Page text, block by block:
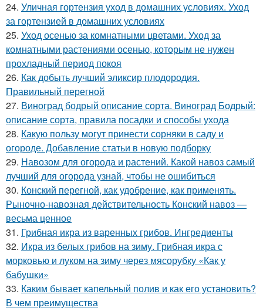
24. Уличная гортензия уход в домашних условиях. Уход
за гортензией в домашних условиях
25. Уход осенью за комнатными цветами. Уход за
комнатными растениями осенью, которым не нужен
прохладный период покоя
26. Как добыть лучший эликсир плодородия.
Правильный перегной
27. Виноград бодрый описание сорта. Виноград Бодрый:
описание сорта, правила посадки и способы ухода
28. Какую пользу могут принести сорняки в саду и
огороде. Добавление статьи в новую подборку
29. Навозом для огорода и растений. Какой навоз самый
лучший для огорода узнай, чтобы не ошибиться
30. Конский перегной, как удобрение, как применять.
Рыночно-навозная действительность Конский навоз —
весьма ценное
31. Грибная икра из варенных грибов. Ингредиенты
32. Икра из белых грибов на зиму. Грибная икра с
морковью и луком на зиму через мясорубку «Как у
бабушки»
33. Каким бывает капельный полив и как его установить?
В чем преимущества